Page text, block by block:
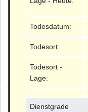
Todesdatum:
Todesort:
Todesort -
Lage:
Dienstgrade